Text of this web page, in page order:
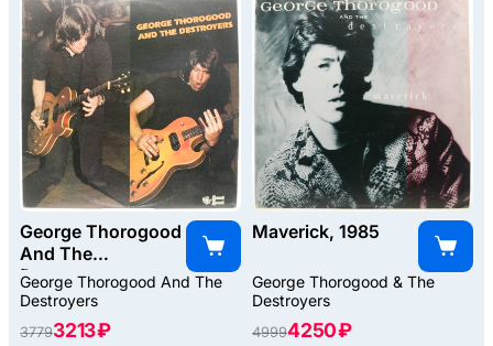
George Thorogood
And The
Destroyers
(UK), 1978
George Thorogood And The
Destroyers
37793213 ₽
Maverick, 1985
George Thorogood & The
Destroyers
49994250 ₽